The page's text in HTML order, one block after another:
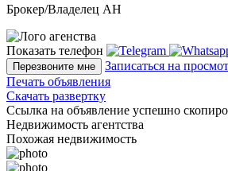
Брокер/Владелец АН
Показать телефон
Перезвоните мне
Записаться на
Печать объявления
Скачать развертку
Ссылка на объявление успешно
Недвижимость агентства
Похожая недвижимость